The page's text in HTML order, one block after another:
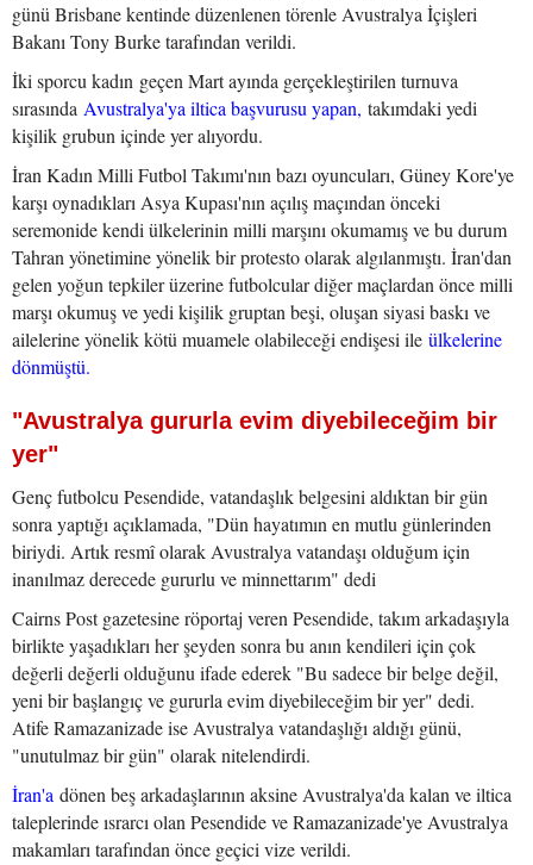
günü Brisbane kentinde düzenlenen törenle Avustralya İçişleri
Bakanı Tony Burke tarafından verildi.
İki sporcu kadın geçen Mart ayında gerçekleştirilen turnuva
sırasında Avustralya'ya iltica başvurusu yapan, takımdaki yedi
kişilik grubun içinde yer alıyordu.
İran Kadın Milli Futbol Takımı'nın bazı oyuncuları, Güney Kore'ye
karşı oynadıkları Asya Kupası'nın açılış maçından önceki
seremonide kendi ülkelerinin milli marşını okumamış ve bu durum
Tahran yönetimine yönelik bir protesto olarak algılanmıştı. İran'dan
gelen yoğun tepkiler üzerine futbolcular diğer maçlardan önce milli
marşı okumuş ve yedi kişilik gruptan beşi, oluşan siyasi baskı ve
ailelerine yönelik kötü muamele olabileceği endişesi ile ülkelerine
dönmüştü.
"Avustralya gururla evim diyebileceğim bir
yer"
Genç futbolcu Pesendide, vatandaşlık belgesini aldıktan bir gün
sonra yaptığı açıklamada, "Dün hayatımın en mutlu günlerinden
biriydi. Artık resmî olarak Avustralya vatandaşı olduğum için
inanılmaz derecede gururlu ve minnettarım" dedi
Cairns Post gazetesine röportaj veren Pesendide, takım arkadaşıyla
birlikte yaşadıkları her şeyden sonra bu anın kendileri için çok
değerli değerli olduğunu ifade ederek "Bu sadece bir belge değil,
yeni bir başlangıç ve gururla evim diyebileceğim bir yer" dedi.
Atife Ramazanizade ise Avustralya vatandaşlığı aldığı günü,
"unutulmaz bir gün" olarak nitelendirdi.
İran'a dönen beş arkadaşlarının aksine Avustralya'da kalan ve iltica
taleplerinde ısrarcı olan Pesendide ve Ramazanizade'ye Avustralya
makamları tarafından önce geçici vize verildi.